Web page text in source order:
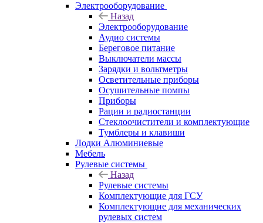
Электрооборудование
Назад
Электрооборудование
Аудио системы
Береговое питание
Выключатели массы
Зарядки и вольтметры
Осветительные приборы
Осушительные помпы
Приборы
Рации и радиостанции
Стеклоочистители и комплектующие
Тумблеры и клавиши
Лодки Алюминиевые
Мебель
Рулевые системы
Назад
Рулевые системы
Комплектующие для ГСУ
Комплектующие для механических
рулевых систем